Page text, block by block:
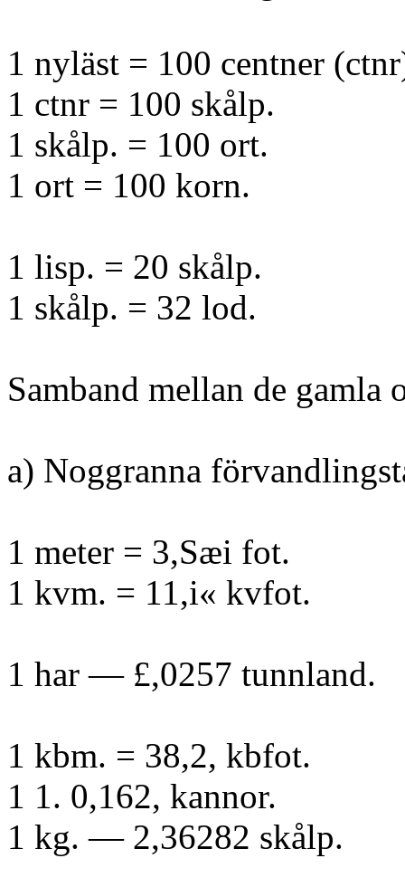
1 nyläst = 100 centner
1 ctnr = 100 skålp.
1 skålp. = 100 ort.
1 ort = 100 korn.
1 lisp. = 20 skålp.
1 skålp. = 32 lod.
Samband mellan de gamla
a) Noggranna
1 meter = 3,Sæi fot.
1 kvm. = 11,i« kvfot.
1 har — £,0257 tunnland.
1 kbm. = 38,2, kbfot.
1 1. 0,162, kannor.
1 kg. — 2,36282 skålp.